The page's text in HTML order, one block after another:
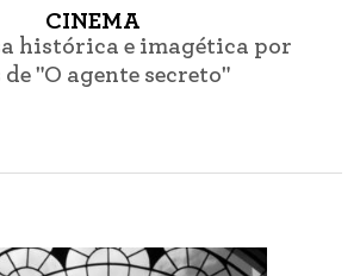
CINEMA
histórica e imagética por
"O agente secreto"